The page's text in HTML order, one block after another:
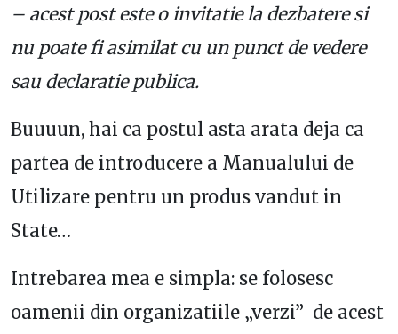
– acest post este o invitatie la dezbatere si
nu poate fi asimilat cu un punct de vedere
sau declaratie publica.
Buuuun, hai ca postul asta arata deja ca
partea de introducere a Manualului de
Utilizare pentru un produs vandut in
State…
Intrebarea mea e simpla: se folosesc
oamenii din organizatiile „verzi” de acest